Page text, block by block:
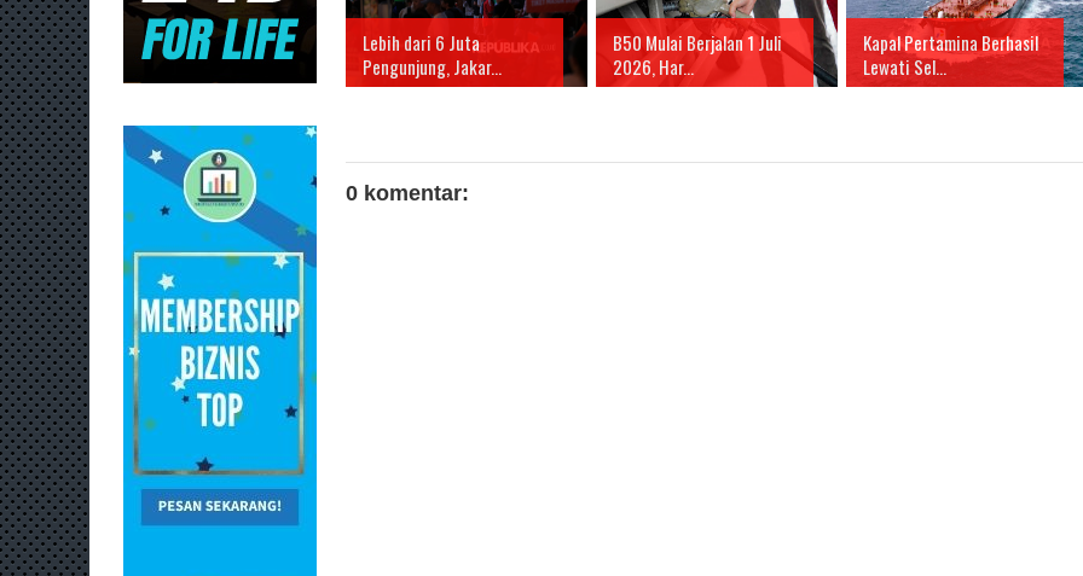
Lebih dari 6 Juta
Pengunjung, Jakar...
B50 Mulai Berjalan 1 Juli
2026, Har...
Kapal Pertamina Berhasil
Lewati Sel...
0 komentar: